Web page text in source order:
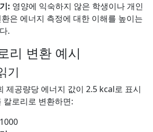
: 영양에 익숙하지 않은 학생이나 개인
은 에너지 측정에 대한 이해를 높이는
.
리 변환 예시
기
제공량당 에너지 값이 2.5 kcal로 표시
칼로리로 변환하면: